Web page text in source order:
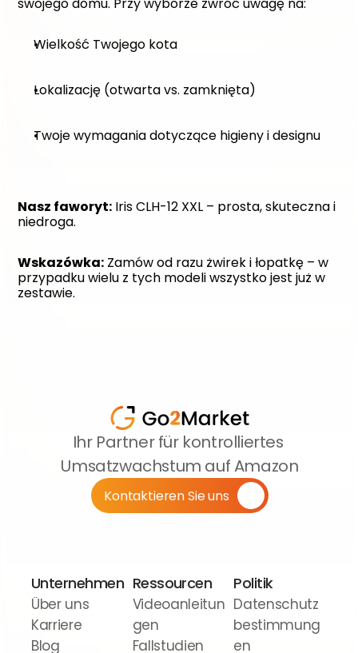
Wielkość Twojego kota
Lokalizację (otwarta vs. zamknięta)
Twoje wymagania dotyczące higieny i designu
Nasz faworyt: Iris CLH-12 XXL – prosta, skuteczna i
niedroga.
Wskazówka: Zamów od razu żwirek i łopatkę – w
przypadku wielu z tych modeli wszystko jest już w
zestawie.
Ihr Partner für kontrolliertes
Umsatzwachstum auf Amazon
Kontaktieren Sie uns
Unternehmen
Über uns
Karriere
Blog
Ressourcen
Videoanleitun
gen
Fallstudien
Politik
Datenschutz
bestimmung
en